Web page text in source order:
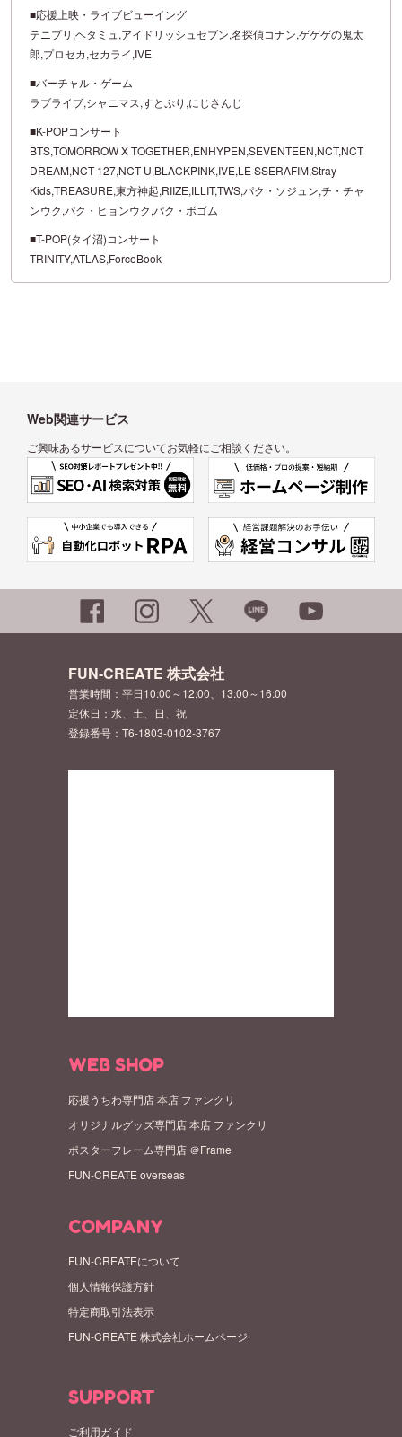
■応援上映・ライブビューイング
テニプリ,ヘタミュ,アイドリッシュセブン,名探偵コナン,ゲゲゲの鬼太
郎,プロセカ,セカライ,IVE
■バーチャル・ゲーム
ラブライブ,シャニマス,すとぷり,にじさんじ
■K-POPコンサート
BTS,TOMORROW X TOGETHER,ENHYPEN,SEVENTEEN,NCT,NCT
DREAM,NCT 127,NCT U,BLACKPINK,IVE,LE SSERAFIM,Stray
Kids,TREASURE,東方神起,RIIZE,ILLIT,TWS,パク・ソジュン,チ・チャ
ンウク,パク・ヒョンウク,パク・ボゴム
■T-POP(タイ沼)コンサート
TRINITY,ATLAS,ForceBook
Web関連サービス
ご興味あるサービスについてお気軽にご相談ください。
FUN-CREATE 株式会社
営業時間：平日10:00～12:00、13:00～16:00
定休日：水、土、日、祝
登録番号：T6-1803-0102-3767
WEB SHOP
応援うちわ専門店 本店 ファンクリ
オリジナルグッズ専門店 本店 ファンクリ
ポスターフレーム専門店 ＠Frame
FUN-CREATE overseas
COMPANY
FUN-CREATEについて
個人情報保護方針
特定商取引法表示
FUN-CREATE 株式会社ホームページ
SUPPORT
ご利用ガイド